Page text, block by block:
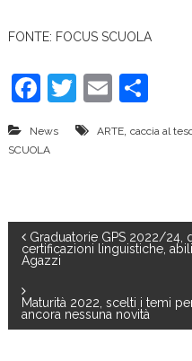
FONTE: FOCUS SCUOLA
F
c
o
o
k
T
w
itt
E
ai
C
n
di
News ARTE, caccia al
SCUOLA
N
v
Graduatorie GPS 2022/24,
certificazioni linguistiche,
Agazzi
Maturità 2022, scelti i temi
ancora nessuna novità